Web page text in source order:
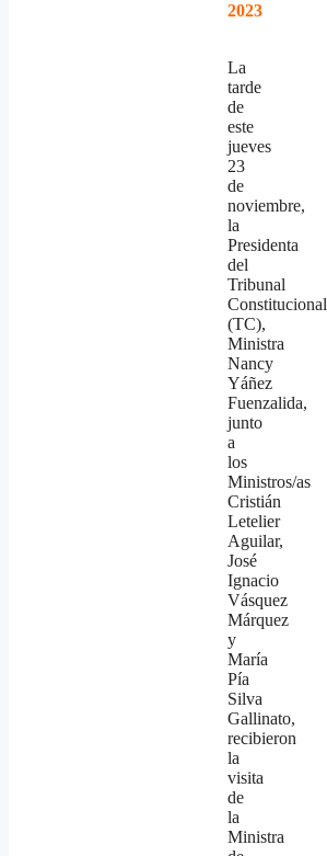
2023
La
tarde
de
este
jueves
23
de
noviembre,
la
Presidenta
del
Tribunal
Constitucional
(TC),
Ministra
Nancy
Yáñez
Fuenzalida,
junto
a
los
Ministros/as
Cristián
Letelier
Aguilar,
José
Ignacio
Vásquez
Márquez
y
María
Pía
Silva
Gallinato,
recibieron
la
visita
de
la
Ministra